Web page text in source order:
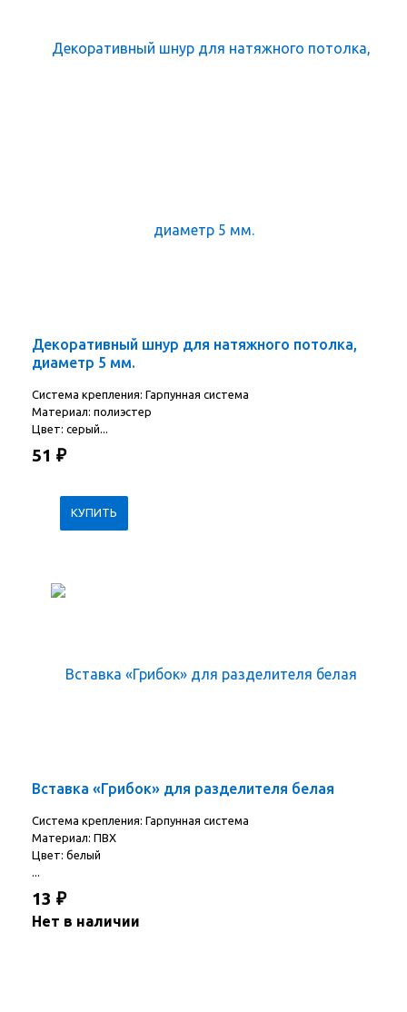
Декоративный шнур для натяжного потолка,
диаметр 5 мм.
Система крепления: Гарпунная система
Материал: полиэстер
Цвет: серый...
51 ₽
Вставка «Грибок» для разделителя белая
Система крепления: Гарпунная система
Материал: ПВХ
Цвет: белый
...
13 ₽
Нет в наличии